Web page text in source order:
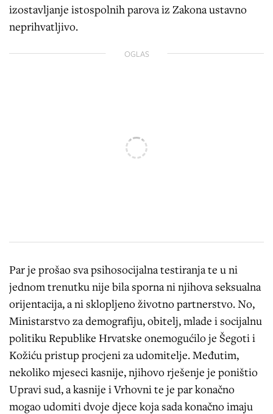
izostavljanje istospolnih parova iz Zakona ustavno
neprihvatljivo.
OGLAS
Par je prošao sva psihosocijalna testiranja te u ni
jednom trenutku nije bila sporna ni njihova seksualna
orijentacija, a ni sklopljeno životno partnerstvo. No,
Ministarstvo za demografiju, obitelj, mlade i socijalnu
politiku Republike Hrvatske onemogućilo je Šegoti i
Kožiću pristup procjeni za udomitelje. Međutim,
nekoliko mjeseci kasnije, njihovo rješenje je poništio
Upravi sud, a kasnije i Vrhovni te je par konačno
mogao udomiti dvoje djece koja sada konačno imaju